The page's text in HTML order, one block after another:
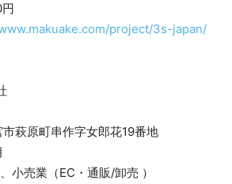
project/3s-japan/
萩原町串作字女郎花19番地
小売業（EC・通販/卸売 ）